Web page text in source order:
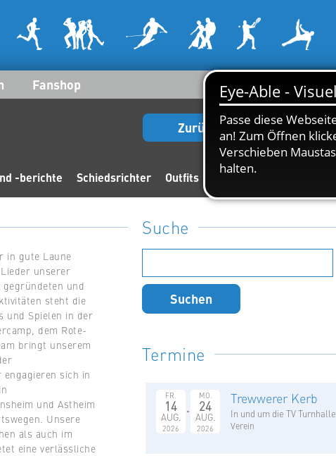
Fanshop
Zurück zur Startseite
-berichte Schiedsrichter Outfits 100 Jahre Handball
in gute Laune
unserer
und
steht die
und Spielen in der
dem Rote-
bringt unserem
sich in
und Astheim
Unsere
als auch im
eine verlässliche
Suche
nach:
Termine
FR.
14
AUG.
2026
MO.
24
AUG.
2026
Trewwerer Kerb
In und um die TV Turnhalle
Verein